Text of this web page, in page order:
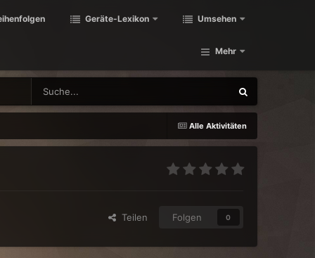
Geräte-Lexikon Umsehen
Mehr
Alle Aktivitäten
Teilen Folgen 0